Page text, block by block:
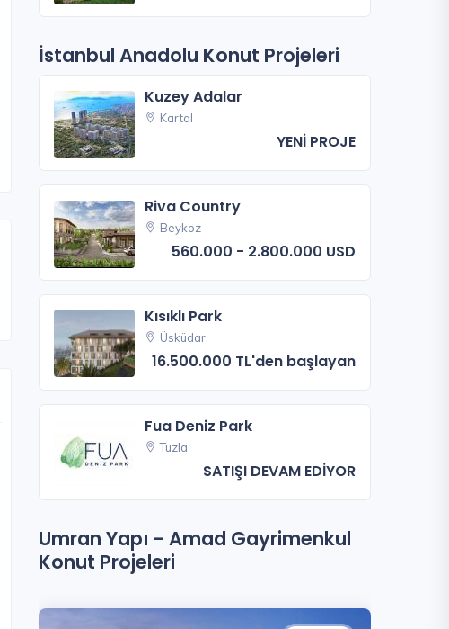
İstanbul Anadolu Konut Projeleri
Kuzey Adalar
Kartal
YENİ PROJE
Riva Country
Beykoz
560.000 - 2.800.000 USD
Kısıklı Park
Üsküdar
16.500.000 TL'den başlayan
Fua Deniz Park
Tuzla
SATIŞI DEVAM EDİYOR
Umran Yapı - Amad Gayrimenkul
Konut Projeleri